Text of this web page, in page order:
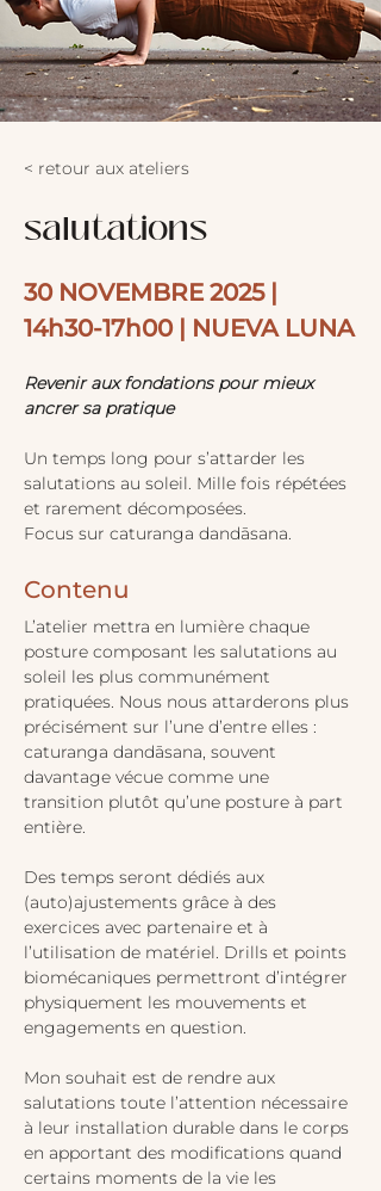
< retour aux ateliers
salutations
30 NOVEMBRE 2025 |
14h30-17h00 | NUEVA LUNA
Revenir aux fondations pour mieux
ancrer sa pratique
Un temps long pour s’attarder les
salutations au soleil. Mille fois répétées
et rarement décomposées.
Focus sur caturanga dandāsana.
Contenu
L’atelier mettra en lumière chaque
posture composant les salutations au
soleil les plus communément
pratiquées. Nous nous attarderons plus
précisément sur l’une d’entre elles :
caturanga dandāsana, souvent
davantage vécue comme une
transition plutôt qu’une posture à part
entière.
Des temps seront dédiés aux
(auto)ajustements grâce à des
exercices avec partenaire et à
l’utilisation de matériel. Drills et points
biomécaniques permettront d’intégrer
physiquement les mouvements et
engagements en question.
Mon souhait est de rendre aux
salutations toute l’attention nécessaire
à leur installation durable dans le corps
en apportant des modifications quand
certains moments de la vie les